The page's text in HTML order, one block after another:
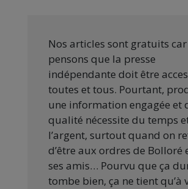
Nos articles sont gratuits
pensons que la presse
indépendante doit être
toutes et tous. Pourtant,
une information engagée et
qualité nécessite du temps
l’argent, surtout quand on
d’être aux ordres de Bolloré
ses amis… Pourvu que ça
tombe bien, ça ne tient qu’à